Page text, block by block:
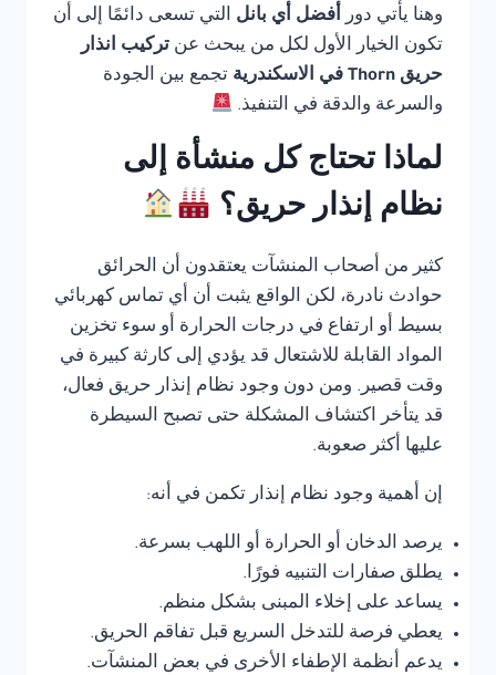
وهنا يأتي دور أفضل أي بانل التي تسعى دائمًا إلى أن
تكون الخيار الأول لكل من يبحث عن تركيب انذار
حريق Thorn في الاسكندرية
تجمع بين الجودة
والسرعة والدقة في التنفيذ.
لماذا تحتاج كل منشأة إلى
نظام إنذار حريق؟
كثير من أصحاب المنشآت يعتقدون أن الحرائق
حوادث نادرة، لكن الواقع يثبت أن أي تماس كهربائي
بسيط أو ارتفاع في درجات الحرارة أو سوء تخزين
المواد القابلة للاشتعال قد يؤدي إلى كارثة كبيرة في
وقت قصير. ومن دون وجود نظام إنذار حريق فعال،
قد يتأخر اكتشاف المشكلة حتى تصبح السيطرة
عليها أكثر صعوبة.
إن أهمية وجود نظام إنذار تكمن في أنه:
يرصد الدخان أو الحرارة أو اللهب بسرعة.
يطلق صفارات التنبيه فورًا.
يساعد على إخلاء المبنى بشكل منظم.
يعطي فرصة للتدخل السريع قبل تفاقم الحريق.
يدعم أنظمة الإطفاء الأخرى في بعض المنشآت.